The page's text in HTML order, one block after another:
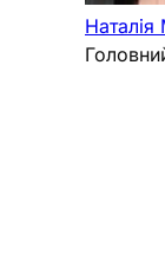
Наталія